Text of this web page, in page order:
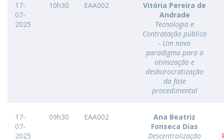
17-
07-
2025
10h30 EAA002
Vitória Pereira de
Andrade
Tecnologia e
Contratação pública
- Um novo
paradigma para a
otimização e
desburocratização
da fase
procedimental
17-
07-
2025
09h30 EAA002
Ana Beatriz
Fonseca Dias
Descentralização